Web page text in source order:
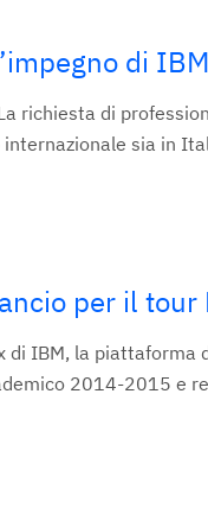
di
richiesta di
sia in
per il
IBM, la piattaforma
2014-2015 e